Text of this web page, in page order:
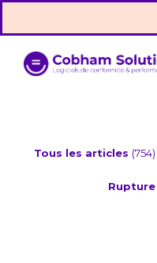
Tous les articles (754)